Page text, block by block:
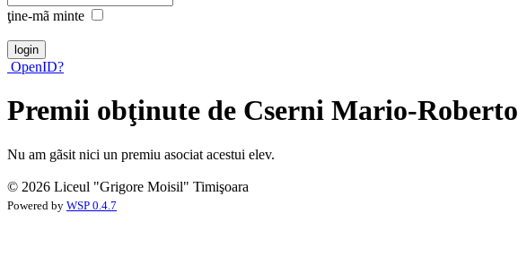
ţine-mã minte
OpenID?
Premii obţinute de Cserni Mario-Roberto
Nu am gãsit nici un premiu asociat acestui elev.
© 2026 Liceul "Grigore Moisil" Timişoara
Powered by WSP 0.4.7